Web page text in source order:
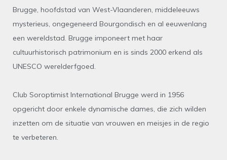
Brugge, hoofdstad van West-Vlaanderen, middeleeuws
mysterieus, ongegeneerd Bourgondisch en al eeuwenlang
een wereldstad. Brugge imponeert met haar
cultuurhistorisch patrimonium en is sinds 2000 erkend als
UNESCO werelderfgoed.
Club Soroptimist International Brugge werd in 1956
opgericht door enkele dynamische dames, die zich wilden
inzetten om de situatie van vrouwen en meisjes in de regio
te verbeteren.